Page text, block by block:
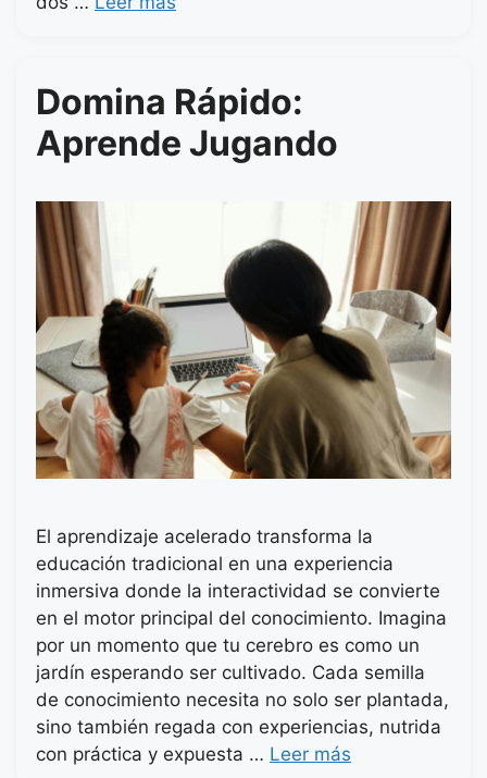
Domina Rápido:
Aprende Jugando
El aprendizaje acelerado transforma la
educación tradicional en una experiencia
inmersiva donde la interactividad se convierte
en el motor principal del conocimiento. Imagina
por un momento que tu cerebro es como un
jardín esperando ser cultivado. Cada semilla
de conocimiento necesita no solo ser plantada,
sino también regada con experiencias, nutrida
con práctica y expuesta … Leer más